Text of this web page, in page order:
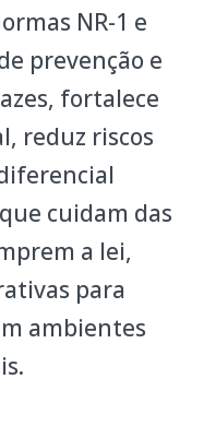
NR-1 e
prevenção e
fortalece
reduz riscos
cuidam das
a lei,
para
ambientes